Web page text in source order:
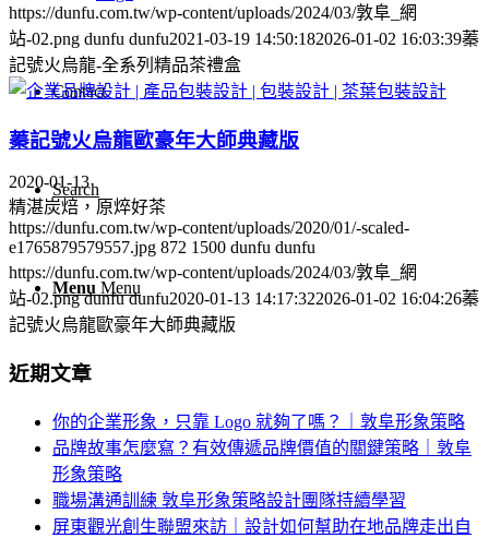
Contact
Search
Menu Menu
https://dunfu.com.tw/wp-content/uploads/2024/03/敦阜_網
站-02.png dunfu dunfu2021-03-19 14:50:182026-01-02 16:03:39蓁
記號火烏龍-全系列精品茶禮盒
蓁記號火烏龍歐豪年大師典藏版
2020-01-13
精湛炭焙，原焠好茶
https://dunfu.com.tw/wp-content/uploads/2020/01/-scaled-
e1765879579557.jpg 872 1500 dunfu dunfu
https://dunfu.com.tw/wp-content/uploads/2024/03/敦阜_網
站-02.png dunfu dunfu2020-01-13 14:17:322026-01-02 16:04:26蓁
記號火烏龍歐豪年大師典藏版
近期文章
你的企業形象，只靠 Logo 就夠了嗎？｜敦阜形象策略
品牌故事怎麼寫？有效傳遞品牌價值的關鍵策略｜敦阜
形象策略
職場溝通訓練 敦阜形象策略設計團隊持續學習
屏東觀光創生聯盟來訪｜設計如何幫助在地品牌走出自